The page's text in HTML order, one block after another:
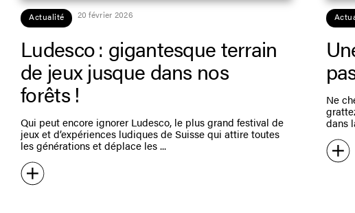
Actualité 20 février 2026
Ludesco : gigantesque terrain
de jeux jusque dans nos
forêts !
Qui peut encore ignorer Ludesco, le plus grand festival de
jeux et d’expériences ludiques de Suisse qui attire toutes
les générations et déplace les
Ne
dans